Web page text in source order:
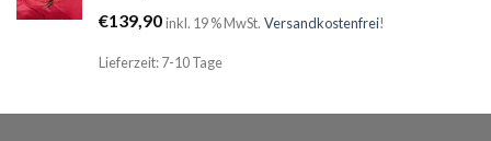
€139,90inkl. 19 % MwSt. Versandkostenfrei!
Lieferzeit: 7-10 Tage